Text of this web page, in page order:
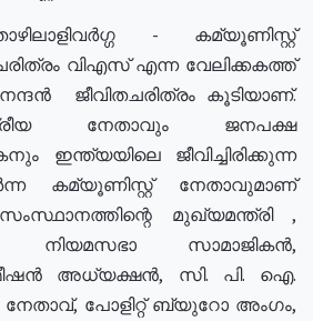
- കമ്യൂണിസ്റ്റ്
വിഎസ് എന്ന വേലിക്കകത്ത്
ജീവിതചരിത്രം കൂടിയാണ്.
നേതാവും ജനപക്ഷ
ഇന്ത്യയിലെ ജീവിച്ചിരിക്കുന്ന
കമ്യൂണിസ്റ്റ് നേതാവുമാണ്
മുഖ്യമന്ത്രി ,
നിയമസഭാ സാമാജികൻ,
അധ്യക്ഷൻ, സി. പി. ഐ.
പോളിറ്റ് ബ്യുറോ അംഗം,